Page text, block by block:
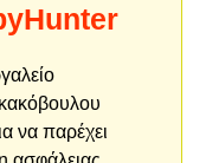
να παρέχει